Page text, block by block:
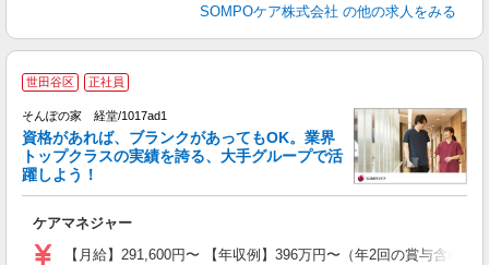
SOMPOケア株式会社 の他の求人をみる
世田谷区 正社員
そんぽの家 経堂/1017ad1
資格があれば、ブランクがあってもOK。業界
トップクラスの実績を誇る、大手グループで活
躍しよう！
ケアマネジャー
【月給】291,600円〜 【年収例】396万円〜（年2回の賞与含